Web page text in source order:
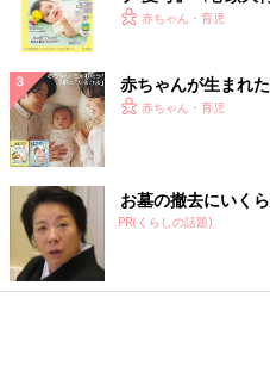
く！ おっぱい・ミ
赤ちゃん・育児
赤ちゃんが生まれ
赤ちゃん・育児
お墓の撤去にいく
PR(くらしの話題)